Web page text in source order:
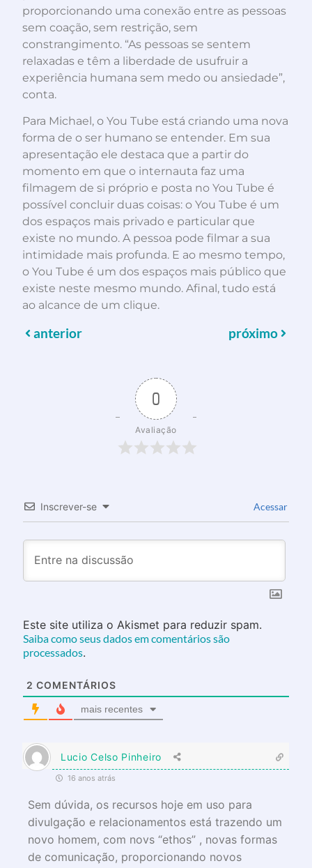
proporcionando uma conexão entre as pessoas
sem coação, sem restrição, sem
constrangimento. “As pessoas se sentem
relaxadas e têm a liberdade de usufruir a
experiência humana sem medo ou ansiedade”,
conta.
Para Michael, o You Tube está criando uma nova
forma de o ser humano se entender. Em sua
apresentação ele destaca que a partir do
momento em que o internauta faz uma
filmagem de si próprio e posta no You Tube é
possível concluir duas coisas: o You Tube é um
dos espaços mais privado e particular que
existe no mundo. A pessoa pode filmar a sua
intimidade mais profunda. E ao mesmo tempo,
o You Tube é um dos espaços mais público que
existe neste mesmo mundo. Afinal, tudo está
ao alcance de um clique.
anterior próximo
0
Avaliação
Inscrever-se Acessar
Este site utiliza o Akismet para reduzir spam.
Saiba como seus dados em comentários são
processados.
2 COMENTÁRIOS
mais recentes
Lucio Celso Pinheiro
16 anos atrás
Sem dúvida, os recursos hoje em uso para
divulgação e relacionamentos está trazendo um
novo homem, com novs “ethos” , novas formas
de comunicação, proporcionando novos